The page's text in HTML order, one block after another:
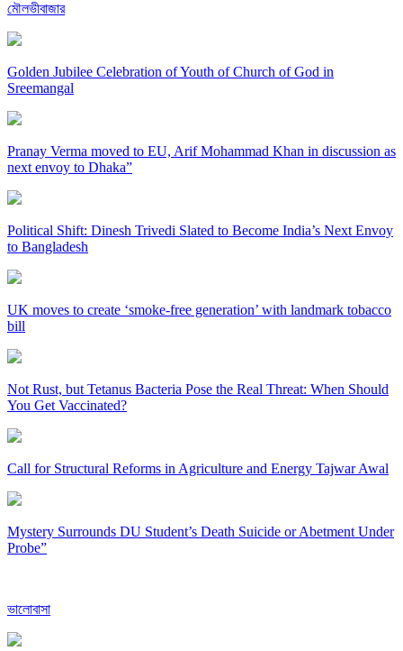
মৌলভীবাজার
Golden Jubilee Celebration of Youth of Church of God in
Sreemangal
Pranay Verma moved to EU, Arif Mohammad Khan in discussion as
next envoy to Dhaka”
Political Shift: Dinesh Trivedi Slated to Become India’s Next Envoy
to Bangladesh
UK moves to create ‘smoke-free generation’ with landmark tobacco
bill
Not Rust, but Tetanus Bacteria Pose the Real Threat: When Should
You Get Vaccinated?
Call for Structural Reforms in Agriculture and Energy Tajwar Awal
Mystery Surrounds DU Student’s Death Suicide or Abetment Under
Probe”
ভালোবাসা